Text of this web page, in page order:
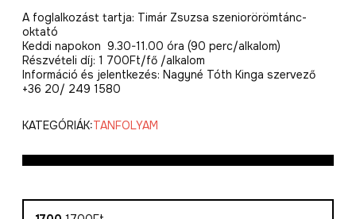
A foglalkozást tartja: Timár Zsuzsa szeniorörömtánc-
oktató
Keddi napokon 9.30-11.00 óra (90 perc/alkalom)
Részvételi díj: 1 700Ft/fő /alkalom
Információ és jelentkezés: Nagyné Tóth Kinga szervező
+36 20/ 249 1580
KATEGÓRIÁK:TANFOLYAM